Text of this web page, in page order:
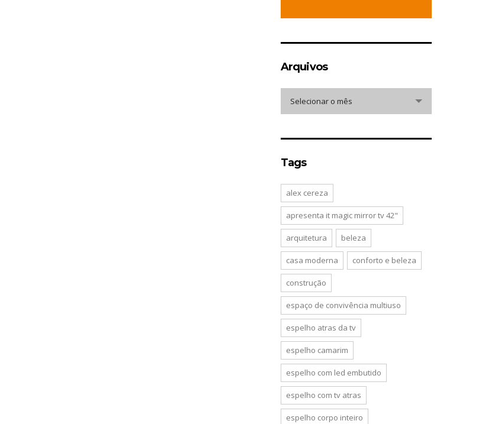
Arquivos
Selecionar o mês
Tags
alex cereza
apresenta it magic mirror tv 42"
arquitetura beleza
casa moderna conforto e beleza
construção
espaço de convivência multiuso
espelho atras da tv
espelho camarim
espelho com led embutido
espelho com tv atras
espelho corpo inteiro